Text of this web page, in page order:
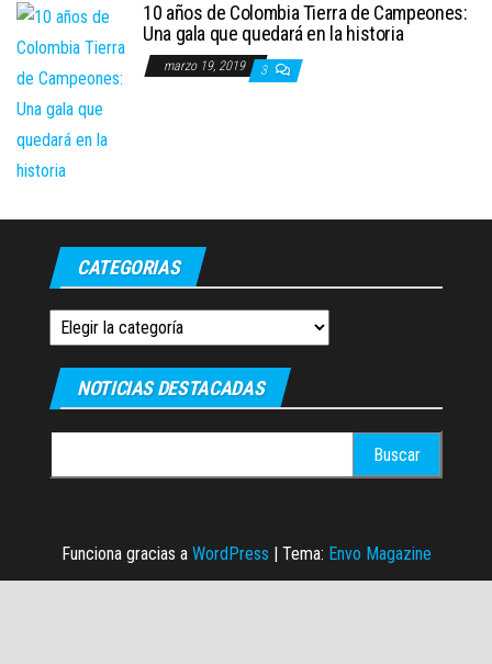
10 años de Colombia Tierra de Campeones:
Una gala que quedará en la historia
marzo 19, 2019 3
CATEGORIAS
Categorias
NOTICIAS DESTACADAS
Funciona gracias a WordPress | Tema: Envo Magazine